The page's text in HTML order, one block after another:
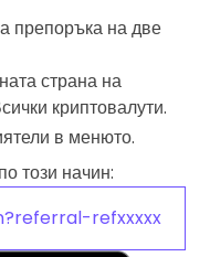
препоръка на две
страна на
криптовалути.
в менюто.
този начин:
refxxxxx